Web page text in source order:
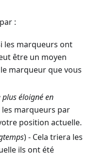
par :
les marqueurs ont
être un moyen
marqueur que vous
éloigné en
marqueurs par
position actuelle.
) - Cela triera les
ils ont été